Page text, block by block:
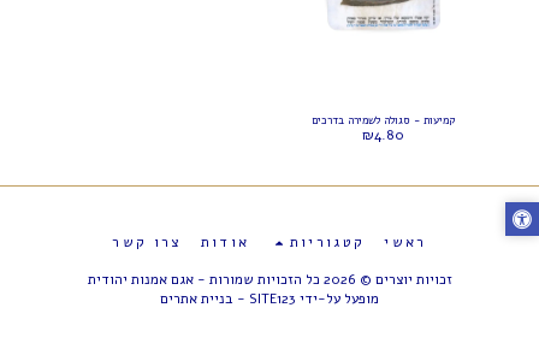
קמיעות - סגולה לשמירה בדרכים
₪4.80
ראשי קטגוריות אודות
צרו קשר
זכויות יוצרים © 2026 כל הזכויות שמורות -
אגם אמנות יהודית
מופעל על-ידי SITE123
- בניית אתרים